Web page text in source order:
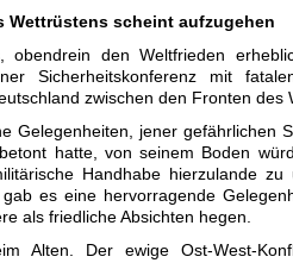
Wettrüstens scheint aufzugehen
obendrein den Weltfrieden
Sicherheitskonferenz mit
zwischen den Fronten des
Gelegenheiten, jener gefährlichen
hatte, von seinem Boden
Handhabe hierzulande
es eine hervorragende
als friedliche Absichten hegen.
Alten. Der ewige Ost-West-